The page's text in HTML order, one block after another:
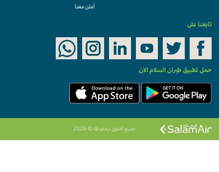
أعلن معنا
تابعنا على
حمل تطبيق طيران السلام الان
جميع الحقوق محفوظة © 2026